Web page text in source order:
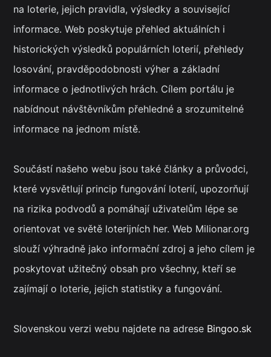
na loterie, jejich pravidla, výsledky a související
informace. Web poskytuje přehled aktuálních i
historických výsledků populárních loterií, přehledy
losování, pravděpodobnosti výher a základní
informace o jednotlivých hrách. Cílem portálu je
nabídnout návštěvníkům přehledné a srozumitelné
informace na jednom místě.
Součástí našeho webu jsou také články a průvodci,
které vysvětlují princip fungování loterií, upozorňují
na rizika podvodů a pomáhají uživatelům lépe se
orientovat ve světě loterijních her. Web Milionar.org
slouží výhradně jako informační zdroj a jeho cílem je
poskytovat užitečný obsah pro všechny, kteří se
zajímají o loterie, jejich statistiky a fungování.
Slovenskou verzi webu najdete na adrese Bingoo.sk